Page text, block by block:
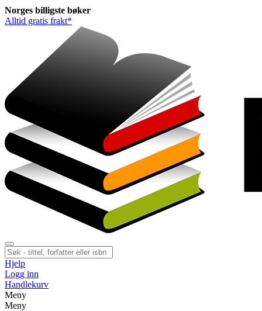
Norges billigste bøker
Alltid gratis frakt*
Hjelp
Logg inn
Handlekurv
Meny
Meny